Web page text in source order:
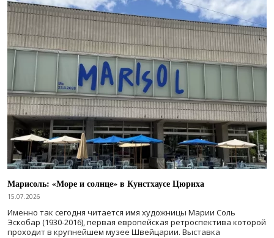
Марисоль: «Море и солнце» в Кунстхаусе Цюриха
15.07.2026
Именно так сегодня читается имя художницы Марии Соль
Эскобар (1930-2016), первая европейская ретроспектива которой
проходит в крупнейшем музее Швейцарии. Выставка